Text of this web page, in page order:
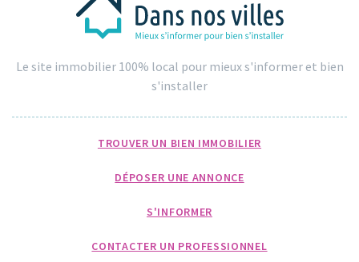
Le site immobilier 100% local pour mieux s'informer et bien
s'installer
TROUVER UN BIEN IMMOBILIER
DÉPOSER UNE ANNONCE
S'INFORMER
CONTACTER UN PROFESSIONNEL